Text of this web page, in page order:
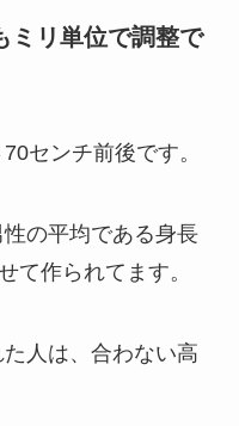
ミリ単位で調整で
センチ前後です。
の平均である身長
て作られてます。
人は、合わない高